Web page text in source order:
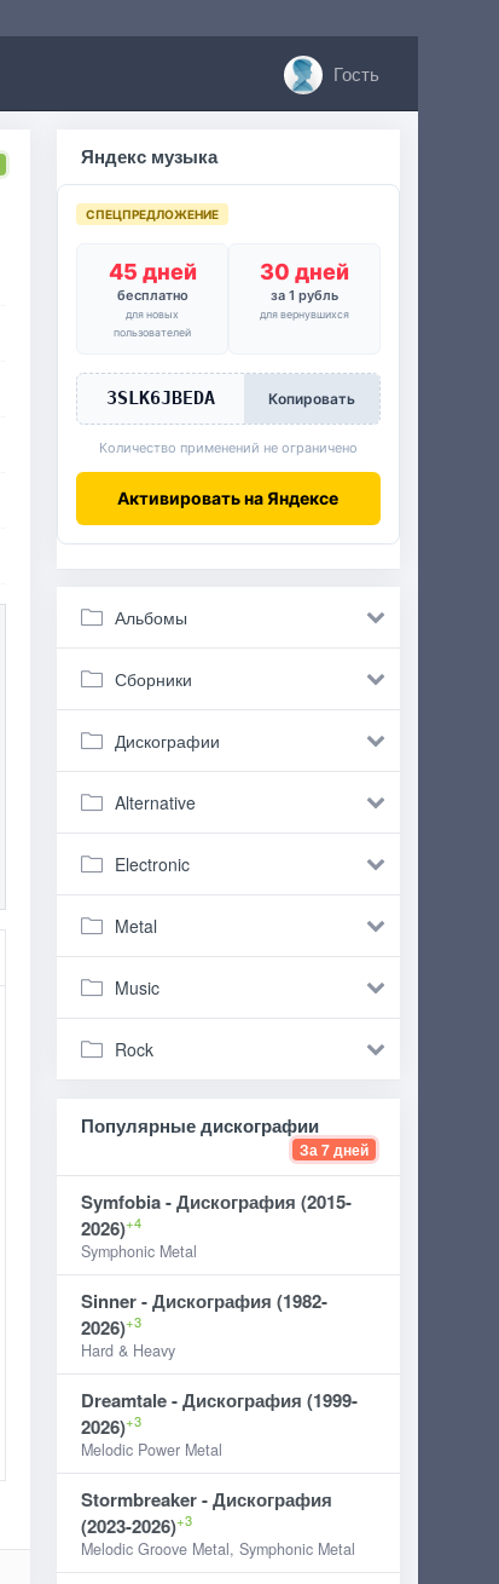
Гость
Яндекс музыка
СПЕЦПРЕДЛОЖЕНИЕ
45 дней
бесплатно
для новых
пользователей
30 дней
за 1 рубль
для вернувшихся
3SLK6JBEDA Копировать
Количество применений не ограничено
Активировать на Яндексе
Альбомы
Сборники
Дискографии
Alternative
Electronic
Metal
Music
Rock
Популярные дискографии
За 7 дней
Symfobia - Дискография (2015-
2026)+4
Symphonic Metal
Sinner - Дискография (1982-
2026)+3
Hard & Heavy
Dreamtale - Дискография (1999-
2026)+3
Melodic Power Metal
Stormbreaker - Дискография
(2023-2026)+3
Melodic Groove Metal, Symphonic Metal